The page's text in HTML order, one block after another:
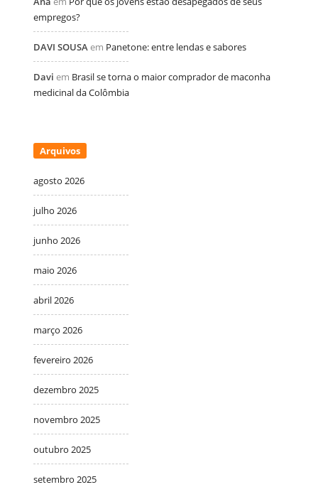
empregos?
DAVI SOUSA em Panetone: entre lendas e sabores
Davi em Brasil se torna o maior comprador de maconha
medicinal da Colômbia
Arquivos
agosto 2026
julho 2026
junho 2026
maio 2026
abril 2026
março 2026
fevereiro 2026
dezembro 2025
novembro 2025
outubro 2025
setembro 2025